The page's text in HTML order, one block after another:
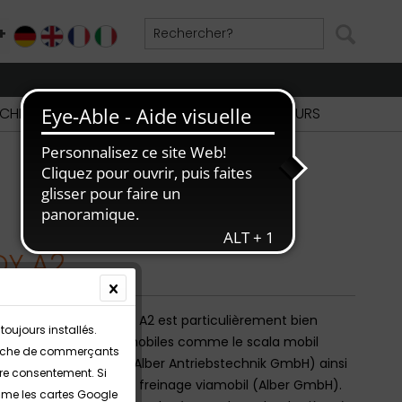
DE EN FR
DE REVENDEURS PARTIE REVENDEURS
A2
du cadre du SPEEDY A2 est particulièrement bien
monte-escaliers mobiles comme le scala mobil
et le S-MAX (AAT Alber Antriebstechnik GmbH) ainsi
de poussée et de freinage viamobil (Alber GmbH).
installés.
de commerçants
consentement. Si
les cartes Google